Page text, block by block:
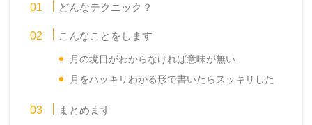
どんなテクニック？
こんなことをします
月の境目がわからなければ意味が無い
月をハッキリわかる形で書いたらスッキリした
まとめます